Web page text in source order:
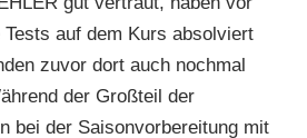
Tests auf dem Kurs absolviert
zuvor dort auch nochmal
der Großteil der
bei der Saisonvorbereitung mit